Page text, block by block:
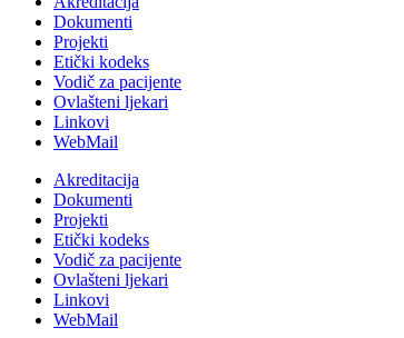
Dokumenti
Projekti
Etički kodeks
Vodič za pacijente
Ovlašteni ljekari
Linkovi
WebMail
Akreditacija
Dokumenti
Projekti
Etički kodeks
Vodič za pacijente
Ovlašteni ljekari
Linkovi
WebMail